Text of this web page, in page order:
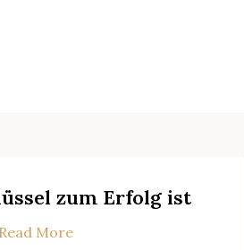
zum Erfolg ist
Read More